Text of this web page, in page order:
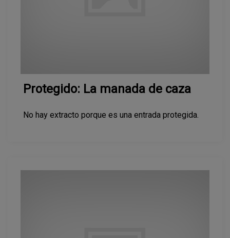
Protegido: La manada de caza
No hay extracto porque es una entrada protegida.